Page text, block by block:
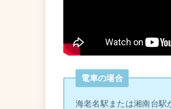
電車の場合
海老名駅または湘南台駅